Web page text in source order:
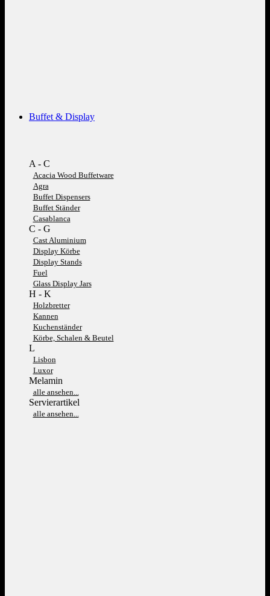
Buffet & Display
A - C
Acacia Wood Buffetware
Agra
Buffet Dispensers
Buffet Ständer
Casablanca
C - G
Cast Aluminium
Display Körbe
Display Stands
Fuel
Glass Display Jars
H - K
Holzbretter
Kannen
Kuchenständer
Körbe, Schalen & Beutel
L
Lisbon
Luxor
Melamin
alle ansehen...
Servierartikel
alle ansehen...